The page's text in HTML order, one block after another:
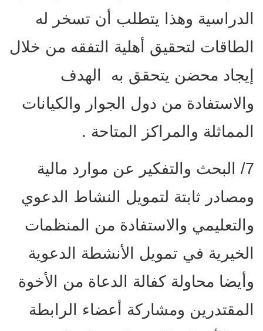
الدراسية وهذا يتطلب أن تسخر له
الطاقات لتحقيق أهلية التفقه من خلال
إيجاد محضن يتحقق به الهدف
والاستفادة من دول الجوار والكيانات
المماثلة والمراكز المتاحة .
7/ البحث والتفكير عن موارد مالية
ومصادر ثابتة لتمويل النشاط الدعوي
والتعليمي والاستفادة من المنظمات
الخيرية في تمويل الأنشطة الدعوية
وأيضا محاولة كفالة الدعاة من الأخوة
المقتدرين ومشاركة أعضاء الرابطة